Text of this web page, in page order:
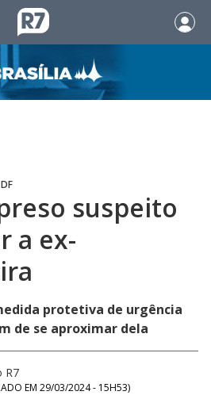
suspeito
a ex-
protetiva de urgência
de se aproximar dela
R7
EM 29/03/2024 - 15H53)